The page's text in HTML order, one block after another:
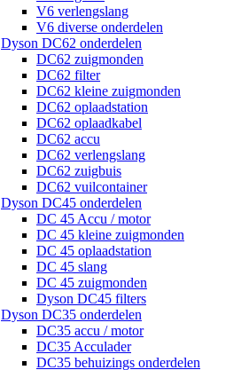
V6 verlengslang
V6 diverse onderdelen
Dyson DC62 onderdelen
DC62 zuigmonden
DC62 filter
DC62 kleine zuigmonden
DC62 oplaadstation
DC62 oplaadkabel
DC62 accu
DC62 verlengslang
DC62 zuigbuis
DC62 vuilcontainer
Dyson DC45 onderdelen
DC 45 Accu / motor
DC 45 kleine zuigmonden
DC 45 oplaadstation
DC 45 slang
DC 45 zuigmonden
Dyson DC45 filters
Dyson DC35 onderdelen
DC35 accu / motor
DC35 Acculader
DC35 behuizings onderdelen